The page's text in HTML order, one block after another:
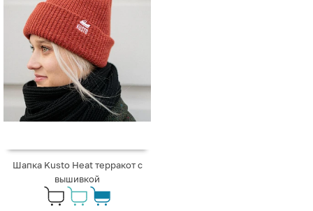
Шапка Kusto Heat терракот с
вышивкой